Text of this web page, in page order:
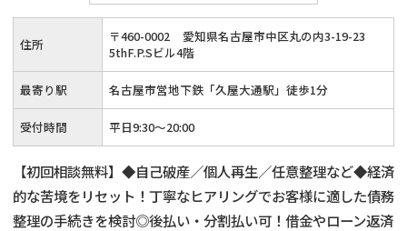
住所 〒460-0002
愛知県名古屋市中区丸の内3-19-23
5thF.P.Sビル4階
最寄り駅 名古屋市営地下鉄「久屋大通駅」徒歩1分
受付時間 平日9:30～20:00
【初回相談無料】◆自己破産／個人再生／任意整理など◆経済
的な苦境をリセット！丁寧なヒアリングでお客様に適した債務
整理の手続きを検討◎後払い・分割払い可！借金やローン返済